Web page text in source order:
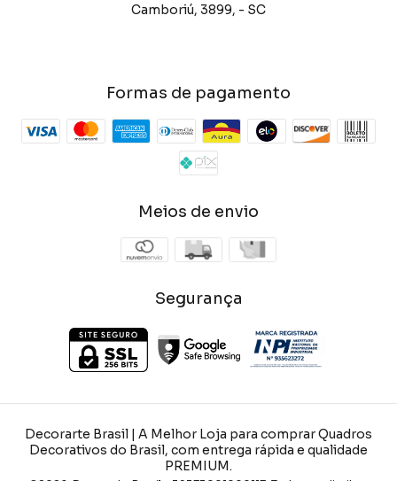
Camboriú, 3899, - SC
Formas de pagamento
Meios de envio
Segurança
Decorarte Brasil | A Melhor Loja para comprar Quadros
Decorativos do Brasil, com entrega rápida e qualidade
PREMIUM.